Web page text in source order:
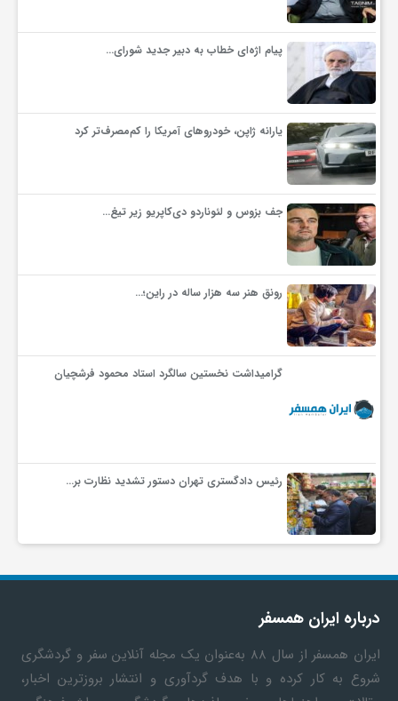
ب
پیام اژه‌ای خطاب به دبیر جدید شورای…
یارانه ژاپن، خودروهای آمریکا را کم‌مصرف‌تر کرد
جف بزوس و لئوناردو دی‌کاپریو زیر تیغ…
رونق هنر سه هزار ساله در راین؛…
گرامیداشت نخستین سالگرد استاد محمود فرشچیان
رئیس دادگستری تهران دستور تشدید نظارت بر…
درباره ایران همسفر
ایران همسفر
از سال ۸۸ به‎‌عنوان یک مجله آنلاین سفر و گردشگری
شروع به کار کرده و با هدف گردآوری و انتشار بروزترین اخبار،